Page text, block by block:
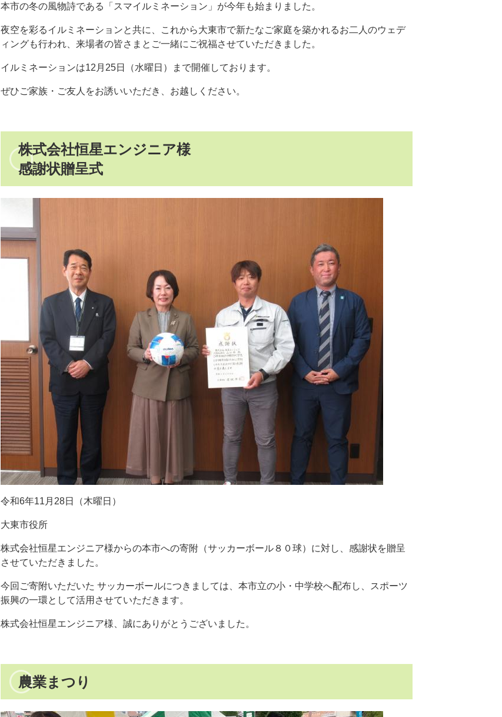
本市の冬の風物詩である「スマイルミネーション」が今年も始まりました。
夜空を彩るイルミネーションと共に、これから大東市で新たなご家庭を築かれるお二人のウェデ
ィングも行われ、来場者の皆さまとご一緒にご祝福させていただきました。
イルミネーションは12月25日（水曜日）まで開催しております。
ぜひご家族・ご友人をお誘いいただき、お越しください。
株式会社恒星エンジニア様
感謝状贈呈式
令和6年11月28日（木曜日）
大東市役所
株式会社恒星エンジニア様からの本市への寄附（サッカーボール８０球）に対し、感謝状を贈呈
させていただきました。
今回ご寄附いただいた サッカーボールにつきましては、本市立の小・中学校へ配布し、スポーツ
振興の一環として活用させていただきます。
株式会社恒星エンジニア様、誠にありがとうございました。
農業まつり